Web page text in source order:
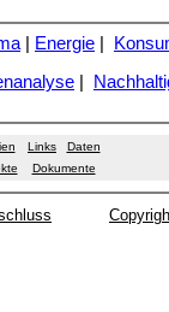
Energie
Links
Daten
Dokumente